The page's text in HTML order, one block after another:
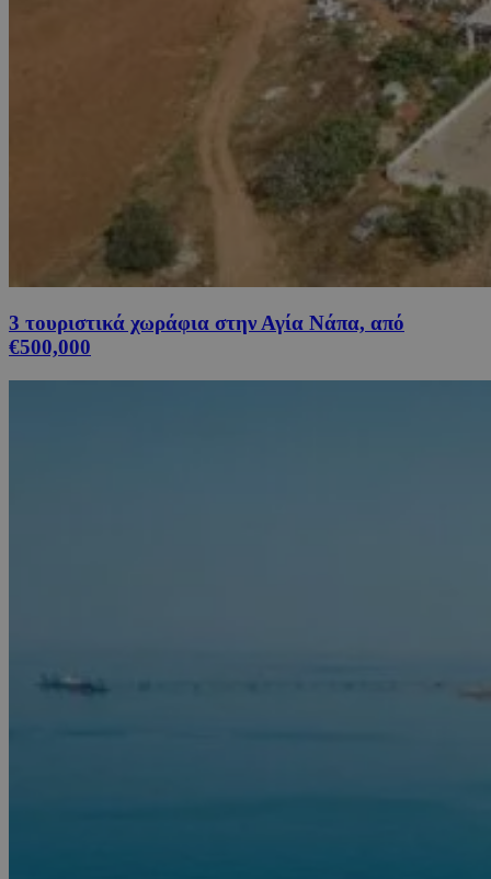
3 τουριστικά χωράφια στην Αγία Νάπα, από
€500,000